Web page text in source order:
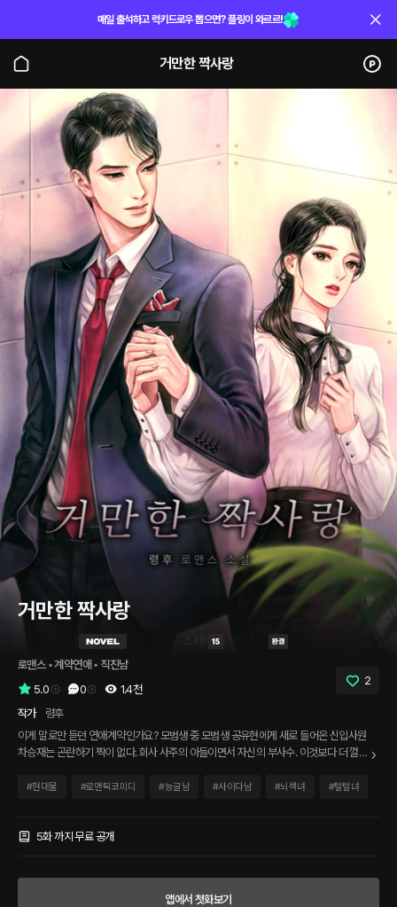
매일 출석하고 럭키드로우 뽑으면? 플링이 와르르!
거만한 짝사랑
거만한 짝사랑
로맨스 • 계약연애 • 직진남
5.0
0 1.4천
2
작가
령후
이게 말로만 듣던 연애계약인가요? 모범생 중 모범생 공유현에게 새로 들어온 신입사원
차승재는 곤란하기 짝이 없다. 회사 사주의 아들이면서 자신의 부사수. 이것보다 더 껄끄
다. 차승재는 류정환과의 경쟁의식에 가득차 공유현에게 괴상한 제안을 하는데. 차승재
까.
#현대물 #로맨틱코미디 #능글남 #사이다남 #뇌섹녀 #털털녀
5화 까지 무료 공개
앱에서 첫화보기